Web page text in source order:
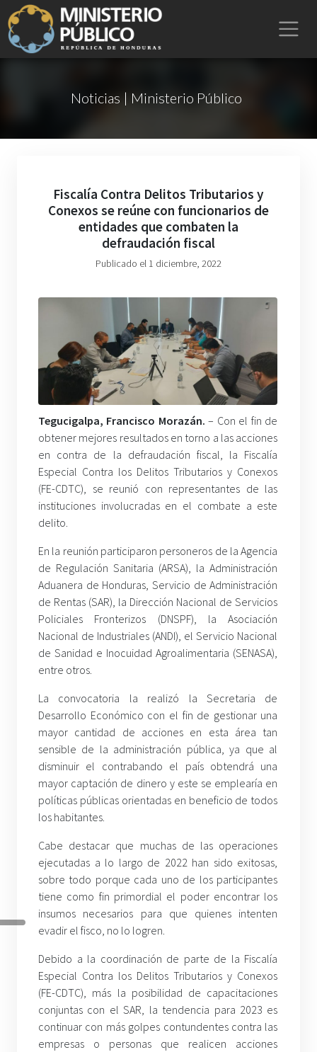
Noticias | Ministerio Público
Fiscalía Contra Delitos Tributarios y
Conexos se reúne con funcionarios de
entidades que combaten la
defraudación fiscal
Publicado el 1 diciembre, 2022
Tegucigalpa, Francisco Morazán. – Con el fin de
obtener mejores resultados en torno a las acciones
en contra de la defraudación fiscal, la Fiscalía
Especial Contra los Delitos Tributarios y Conexos
(FE-CDTC), se reunió con representantes de las
instituciones involucradas en el combate a este
delito.
En la reunión participaron personeros de la Agencia
de Regulación Sanitaria (ARSA), la Administración
Aduanera de Honduras, Servicio de Administración
de Rentas (SAR), la Dirección Nacional de Servicios
Policiales Fronterizos (DNSPF), la Asociación
Nacional de Industriales (ANDI), el Servicio Nacional
de Sanidad e Inocuidad Agroalimentaria (SENASA),
entre otros.
La convocatoria la realizó la Secretaria de
Desarrollo Económico con el fin de gestionar una
mayor cantidad de acciones en esta área tan
sensible de la administración pública, ya que al
disminuir el contrabando el país obtendrá una
mayor captación de dinero y este se emplearía en
políticas públicas orientadas en beneficio de todos
los habitantes.
Cabe destacar que muchas de las operaciones
ejecutadas a lo largo de 2022 han sido exitosas,
sobre todo porque cada uno de los participantes
tiene como fin primordial el poder encontrar los
insumos necesarios para que quienes intenten
evadir el fisco, no lo logren.
Debido a la coordinación de parte de la Fiscalía
Especial Contra los Delitos Tributarios y Conexos
(FE-CDTC), más la posibilidad de capacitaciones
conjuntas con el SAR, la tendencia para 2023 es
continuar con más golpes contundentes contra las
empresas o personas que realicen acciones